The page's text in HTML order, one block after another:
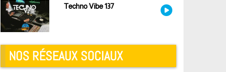
Techno Vibe 137
NOS RÉSEAUX SOCIAUX